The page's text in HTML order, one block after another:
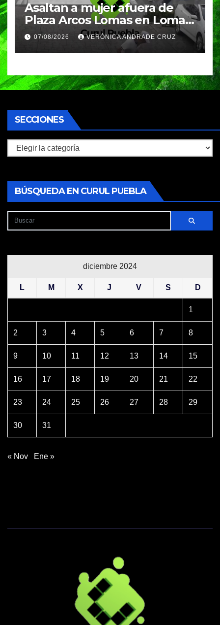
Asaltan a mujer afuera de
Plaza Arcos Lomas en Lomas
de Angelópolis; delincuentes
huyeron en auto
07/08/2026 VERÓNICA ANDRADE CRUZ
SECCIONES
Secciones
BÚSQUEDA EN CURUL PUEBLA
diciembre 2024
L M X J V S D
1
2 3 4 5 6 7 8
9 10 11 12 13 14 15
16 17 18 19 20 21 22
23 24 25 26 27 28 29
30 31
« Nov Ene »